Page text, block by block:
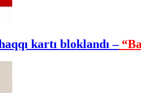
kartı bloklandı –